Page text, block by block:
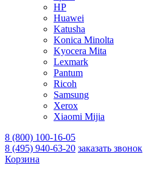
HP
Huawei
Katusha
Konica Minolta
Kyocera Mita
Lexmark
Pantum
Ricoh
Samsung
Xerox
Xiaomi Mijia
8 (800) 100-16-05
8 (495) 940-63-20 заказать звонок
Корзина